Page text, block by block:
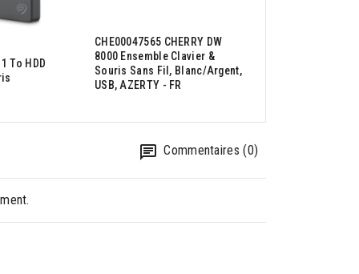
To HDD
CHE00047565 CHERRY DW
8000 Ensemble Clavier &
Souris Sans Fil, Blanc/argent,
USB, AZERTY - FR
Commentaires (0)